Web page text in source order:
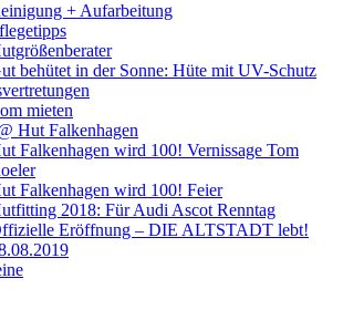
+ Aufarbeitung
behütet in der Sonne: Hüte mit UV-Schutz
mieten
Hut Falkenhagen
Falkenhagen wird 100! Vernissage Tom
Falkenhagen wird 100! Feier
2018: Für Audi Ascot Renntag
Eröffnung – DIE ALTSTADT lebt!